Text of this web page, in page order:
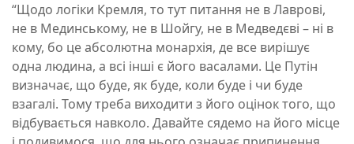
“Щодо логіки Кремля, то тут питання не в Лаврові,
не в Мединському, не в Шойгу, не в Медведєві – ні в
кому, бо це абсолютна монархія, де все вирішує
одна людина, а всі інші є його васалами. Це Путін
визначає, що буде, як буде, коли буде і чи буде
взагалі. Тому треба виходити з його оцінок того, що
відбувається навколо. Давайте сядемо на його місце